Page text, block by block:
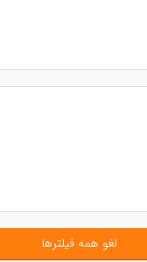
لغو همه فیلترها